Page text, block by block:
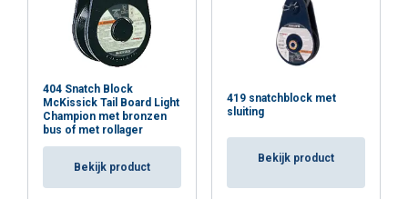
404 Snatch Block
McKissick Tail Board Light
Champion met bronzen
bus of met rollager
Bekijk product
419 snatchblock met
sluiting
Bekijk product